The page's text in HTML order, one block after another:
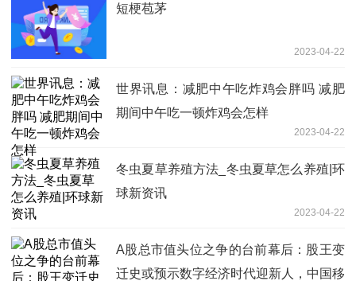
短梗苞茅
2023-04-22
世界讯息：减肥中午吃炸鸡会胖吗 减肥
期间中午吃一顿炸鸡会怎样
2023-04-22
冬虫夏草养殖方法_冬虫夏草怎么养殖|环
球新资讯
2023-04-22
A股总市值头位之争的台前幕后：股王变
迁史或预示数字经济时代迎新人，中国移